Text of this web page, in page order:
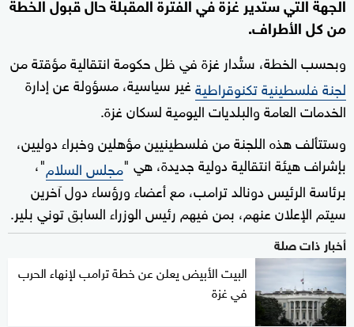
من كل الأطراف.
وبحسب الخطة، ستُدار غزة في ظل حكومة انتقالية مؤقتة من
لجنة فلسطينية تكنوقراطيةغير سياسية، مسؤولة عن إدارة
الخدمات العامة والبلديات اليومية لسكان غزة.
وستتألف هذه اللجنة من فلسطينيين مؤهلين وخبراء دوليين،
بإشراف هيئة انتقالية دولية جديدة، هي "مجلس السلام"،
برئاسة الرئيس دونالد ترامب، مع أعضاء ورؤساء دول آخرين
سيتم الإعلان عنهم، بمن فيهم رئيس الوزراء السابق توني بلير.
أخبار ذات صلة
البيت الأبيض يعلن عن خطة ترامب لإنهاء الحرب
في غزة